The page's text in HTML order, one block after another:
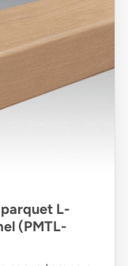
L-
(PMTL-